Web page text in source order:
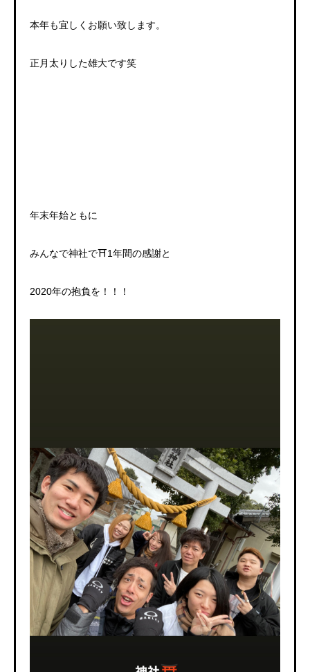
本年も宜しくお願い致します。
正月太りした雄大です笑
年末年始ともに
みんなで神社で⛩1年間の感謝と
2020年の抱負を！！！